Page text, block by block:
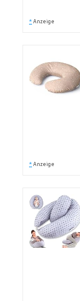
* Anzeige
* Anzeige